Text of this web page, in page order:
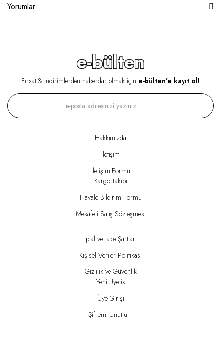
Yorumlar
e-bülten
Fırsat & indirimlerden haberdar olmak için e-bülten’e kayıt ol!
Hakkımızda
İletişim
İletişim Formu
Kargo Takibi
Havale Bildirim Formu
Mesafeli Satış Sözleşmesi
İptal ve İade Şartları
Kişisel Veriler Politikası
Gizlilik ve Güvenlik
Yeni Üyelik
Üye Girişi
Şifremi Unuttum